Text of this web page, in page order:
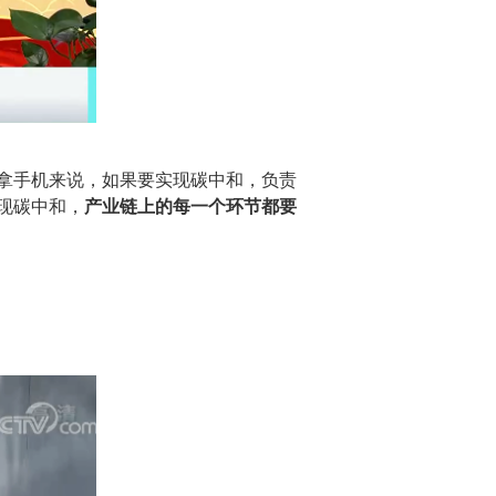
手机来说，如果要实现碳中和，负责
碳中和， 产业链上的每一个环节都要